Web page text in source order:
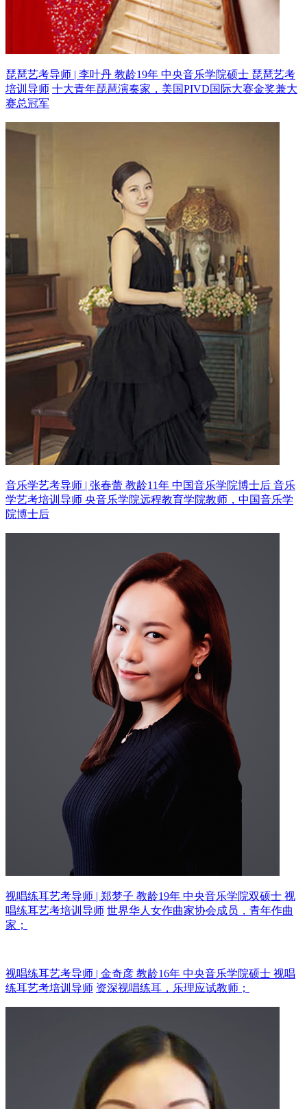
琵琶艺考导师 | 李叶丹 教龄19年 中央音乐学院硕士 琵琶艺考
培训导师 十大青年琵琶演奏家，美国PIVD国际大赛金奖兼大
赛总冠军
音乐学艺考导师 | 张春蕾 教龄11年 中国音乐学院博士后 音乐
学艺考培训导师 央音乐学院远程教育学院教师，中国音乐学
院博士后
视唱练耳艺考导师 | 郑梦子 教龄19年 中央音乐学院双硕士 视
唱练耳艺考培训导师 世界华人女作曲家协会成员，青年作曲
家；
视唱练耳艺考导师 | 金奇彦 教龄16年 中央音乐学院硕士 视唱
练耳艺考培训导师 资深视唱练耳，乐理应试教师；